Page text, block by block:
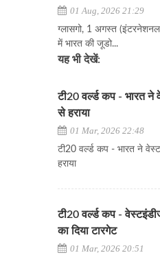
01 Aug, 2026 21:29
ग्लासगो, 1 अगस्त
में भारत की जूडो...
यह भी देखें:
टी20 वर्ल्ड कप - भारत
से हराया
01 Mar, 2026 22:48
टी20 वर्ल्ड कप - भारत ने
हराया
टी20 वर्ल्ड कप -
का दिया टारगेट
01 Mar, 2026 20:51